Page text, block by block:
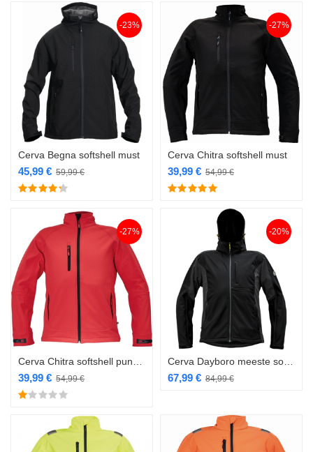
-23%
Cerva Begna softshell must
59,99€
45,99 €
-27%
Cerva Chitra softshell must
54,99€
39,99 €
-27%
54,99€
39,99 €
-20%
84,99€
67,99 €